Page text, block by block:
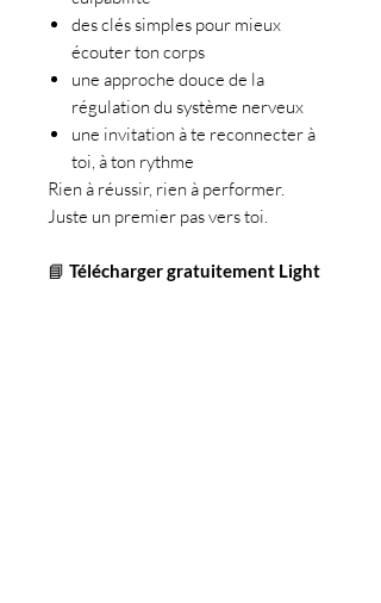
des clés simples pour mieux
écouter ton corps
une approche douce de la
régulation du système nerveux
une invitation à te reconnecter à
toi, à ton rythme
Rien à réussir, rien à performer.
Juste un premier pas vers toi.
📘 Télécharger gratuitement Light